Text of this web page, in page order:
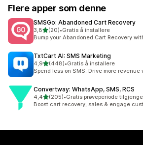
Flere apper som denne
SMSGo: Abandoned Cart Recovery
3,8av 5 stjerner
(20)
Totalt 20 omtaler
•Gratis å installere
Bump your Abandoned Cart Recovery
TxtCart AI: SMS Marketing
4,9av 5 stjerner
(448)
Totalt 448 omtaler
•Gratis å installere
Spend less on SMS. Drive more revenue
Convertway: WhatsApp, SMS, RCS
4,4av 5 stjerner
(205)
Totalt 205 omtaler
•Gratis prøveperiode
Boost cart recovery, sales & engage